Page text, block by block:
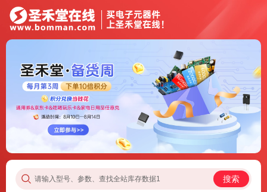
请输入型号、参数、查找全站库存数据1 搜索